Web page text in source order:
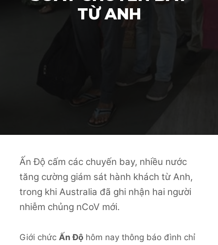
TỪ ANH
Ấn Độ cấm các chuyến bay, nhiều nước
tăng cường giám sát hành khách từ Anh,
trong khi Australia đã ghi nhận hai người
nhiễm chủng nCoV mới.
Giới chức Ấn Độ hôm nay thông báo đình chỉ